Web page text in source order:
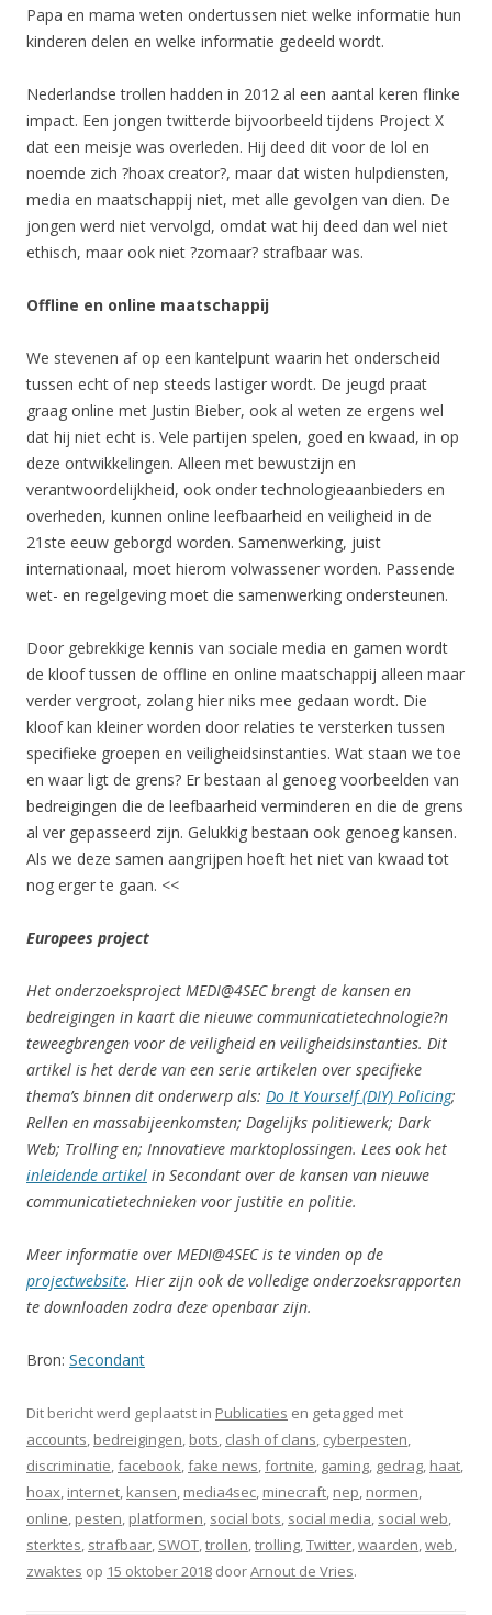
Papa en mama weten ondertussen niet welke informatie hun
kinderen delen en welke informatie gedeeld wordt.
Nederlandse trollen hadden in 2012 al een aantal keren flinke
impact. Een jongen twitterde bijvoorbeeld tijdens Project X
dat een meisje was overleden. Hij deed dit voor de lol en
noemde zich ?hoax creator?, maar dat wisten hulpdiensten,
media en maatschappij niet, met alle gevolgen van dien. De
jongen werd niet vervolgd, omdat wat hij deed dan wel niet
ethisch, maar ook niet ?zomaar? strafbaar was.
Offline en online maatschappij
We stevenen af op een kantelpunt waarin het onderscheid
tussen echt of nep steeds lastiger wordt. De jeugd praat
graag online met Justin Bieber, ook al weten ze ergens wel
dat hij niet echt is. Vele partijen spelen, goed en kwaad, in op
deze ontwikkelingen. Alleen met bewustzijn en
verantwoordelijkheid, ook onder technologieaanbieders en
overheden, kunnen online leefbaarheid en veiligheid in de
21ste eeuw geborgd worden. Samenwerking, juist
internationaal, moet hierom volwassener worden. Passende
wet- en regelgeving moet die samenwerking ondersteunen.
Door gebrekkige kennis van sociale media en gamen wordt
de kloof tussen de offline en online maatschappij alleen maar
verder vergroot, zolang hier niks mee gedaan wordt. Die
kloof kan kleiner worden door relaties te versterken tussen
specifieke groepen en veiligheidsinstanties. Wat staan we toe
en waar ligt de grens? Er bestaan al genoeg voorbeelden van
bedreigingen die de leefbaarheid verminderen en die de grens
al ver gepasseerd zijn. Gelukkig bestaan ook genoeg kansen.
Als we deze samen aangrijpen hoeft het niet van kwaad tot
nog erger te gaan. <<
Europees project
Het onderzoeksproject MEDI@4SEC brengt de kansen en
bedreigingen in kaart die nieuwe communicatietechnologie?n
teweegbrengen voor de veiligheid en veiligheidsinstanties. Dit
artikel is het derde van een serie artikelen over specifieke
thema’s binnen dit onderwerp als: Do It Yourself (DIY) Policing;
Rellen en massabijeenkomsten; Dagelijks politiewerk; Dark
Web; Trolling en; Innovatieve marktoplossingen. Lees ook het
inleidende artikel in Secondant over de kansen van nieuwe
communicatietechnieken voor justitie en politie.
Meer informatie over MEDI@4SEC is te vinden op de
projectwebsite. Hier zijn ook de volledige onderzoeksrapporten
te downloaden zodra deze openbaar zijn.
Bron: Secondant
Dit bericht werd geplaatst in Publicaties en getagged met
accounts, bedreigingen, bots, clash of clans, cyberpesten,
discriminatie,facebook,fake news,fortnite, gaming, gedrag, haat,
hoax, internet, kansen, media4sec, minecraft, nep, normen,
online, pesten, platformen, social bots, social media, social web,
sterktes, strafbaar, SWOT,trollen,trolling,Twitter,waarden,web,
zwaktes op 15 oktober 2018 doorArnout de Vries.